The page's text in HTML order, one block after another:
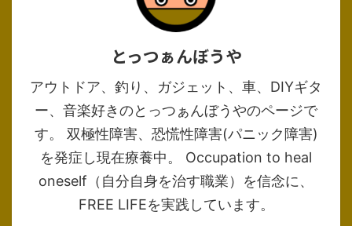
とっつぁんぼうや
アウトドア、釣り、ガジェット、車、DIYギタ
ー、音楽好きのとっつぁんぼうやのページで
す。 双極性障害、恐慌性障害(パニック障害)
を発症し現在療養中。 Occupation to heal
oneself（自分自身を治す職業）を信念に、
FREE LIFEを実践しています。